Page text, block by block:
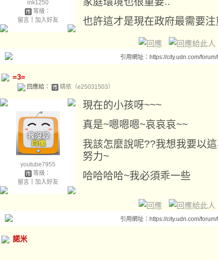
ink1250
等級：
留言｜ 加入好友
也許這才是現在政府最需要注
引用網址：https://city.udn.com/
=3=
回應給： 晴依（e25031503）
youtube7955
等級：
留言｜ 加入好友
現在的小孩呀~~~
真是~嗯嗯嗯~哀哀哀~~
我該怎麼說呢??我想我要以
努力~
哈哈哈哈~我必須乖一些
引用網址：https://city.udn.com/
諾米